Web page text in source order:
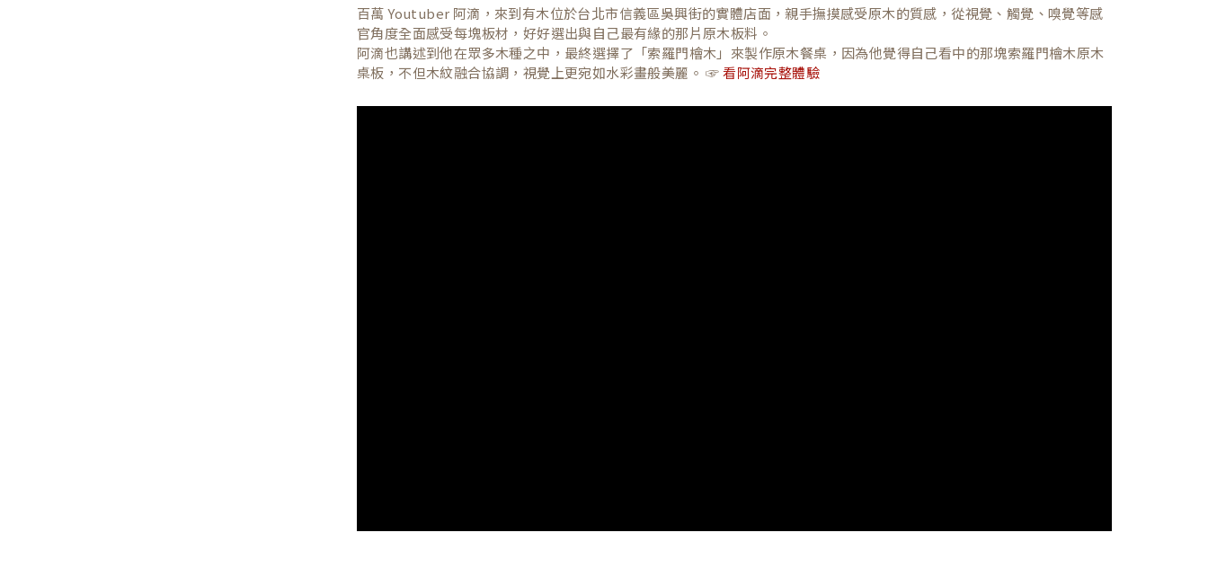
百萬 Youtuber 阿滴，來到有木位於台北市信義區吳興街的實體店面，親手撫摸感受原木的質感，從視覺、觸覺、嗅覺等感
官角度全面感受每塊板材，好好選出與自己最有緣的那片原木板料。
阿滴也講述到他在眾多木種之中，最終選擇了「索羅門檜木」來製作原木餐桌，因為他覺得自己看中的那塊索羅門檜木原木
桌板，不但木紋融合協調，視覺上更宛如水彩畫般美麗。 ☞看阿滴完整體驗